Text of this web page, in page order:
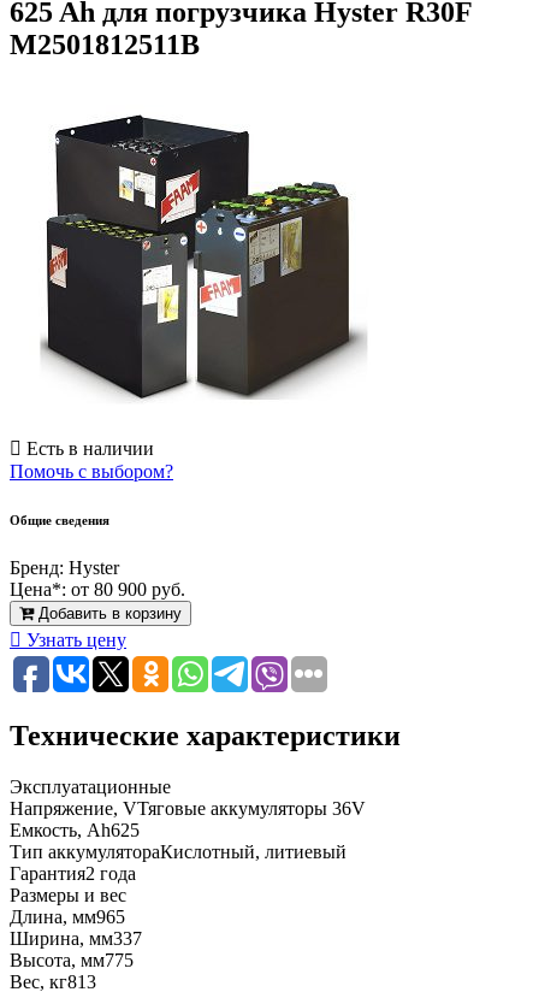
625 Ah для погрузчика Hyster R30F
M2501812511B
Есть в наличии
Помочь с выбором?
Общие сведения
Бренд: Hyster
Цена*: от 80 900 руб.
Добавить в корзину
Узнать цену
Технические характеристики
Эксплуатационные
Напряжение, VТяговые аккумуляторы 36V
Емкость, Ah625
Тип аккумулятораКислотный, литиевый
Гарантия2 года
Размеры и вес
Длина, мм965
Ширина, мм337
Высота, мм775
Вес, кг813